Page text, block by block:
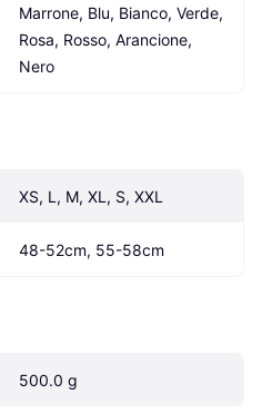
Marrone, Blu, Bianco, Verde,
Rosa, Rosso, Arancione,
Nero
XS, L, M, XL, S, XXL
48-52cm, 55-58cm
500.0 g